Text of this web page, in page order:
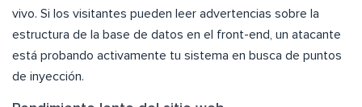
vivo. Si los visitantes pueden leer advertencias sobre la
estructura de la base de datos en el front-end, un atacante
está probando activamente tu sistema en busca de puntos
de inyección.